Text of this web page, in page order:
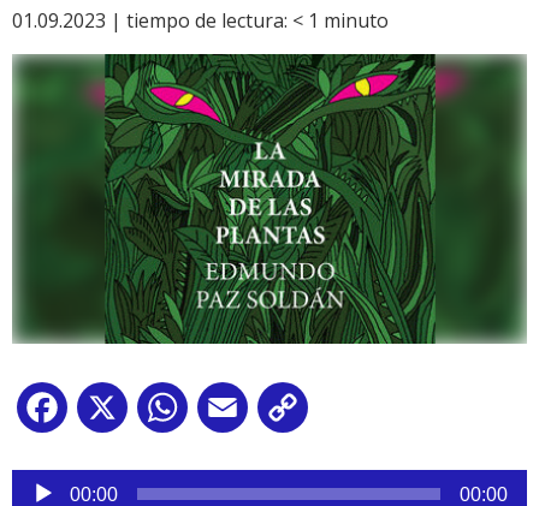
01.09.2023 | tiempo de lectura: < 1 minuto
Facebook
X WhatsApp
Email
Reproductor
00:00 00:00